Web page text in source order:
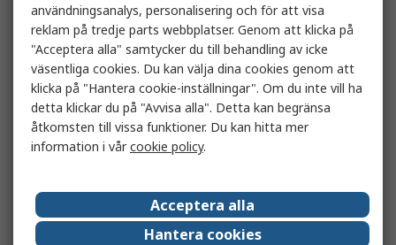
användningsanalys, personalisering och för att visa
reklam på tredje parts webbplatser. Genom att klicka på
"Acceptera alla" samtycker du till behandling av icke
väsentliga cookies. Du kan välja dina cookies genom att
klicka på "Hantera cookie-inställningar". Om du inte vill ha
detta klickar du på "Avvisa alla". Detta kan begränsa
åtkomsten till vissa funktioner. Du kan hitta mer
information i vårcookie policy.
Acceptera alla
Hantera cookies